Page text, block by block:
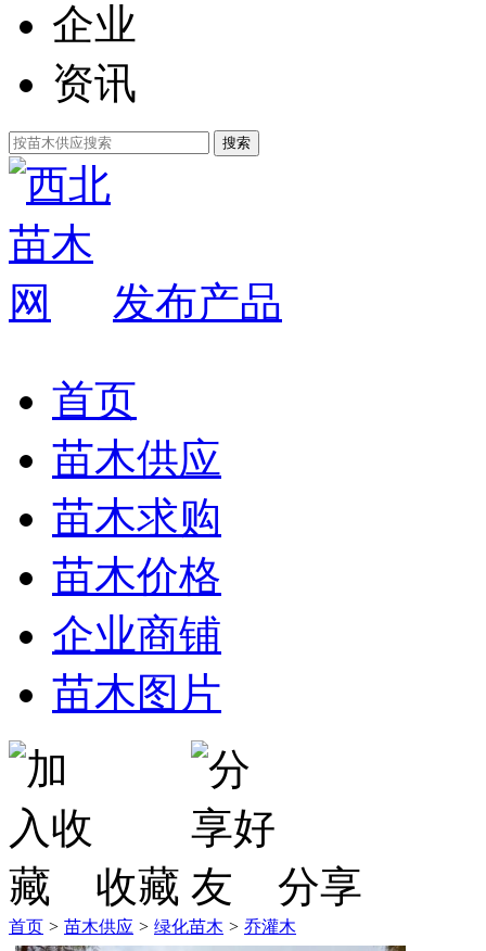
企业
资讯
发布产品
首页
苗木供应
苗木求购
苗木价格
企业商铺
苗木图片
收藏 分享
首页 > 苗木供应 > 绿化苗木 > 乔灌木